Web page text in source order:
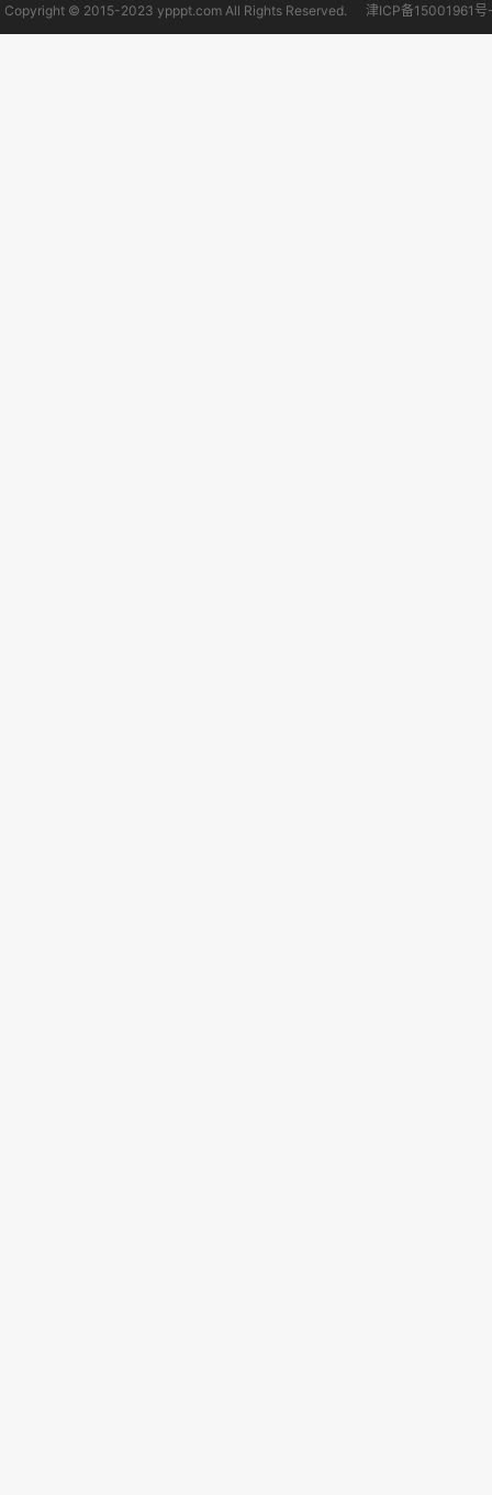
Copyright © 2015-2023 ypppt.com All Rights Reserved. 津ICP备15001961号